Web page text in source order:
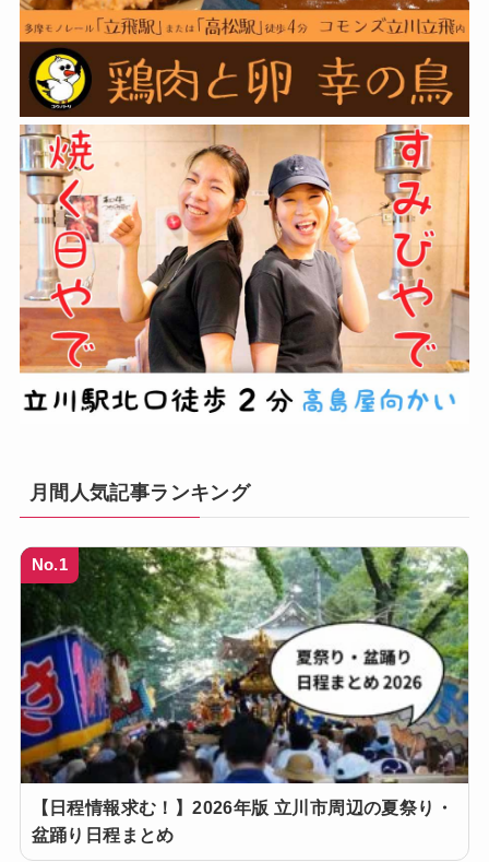
月間人気記事ランキング
No.1
【日程情報求む！】2026年版 立川市周辺の夏祭り・
盆踊り日程まとめ